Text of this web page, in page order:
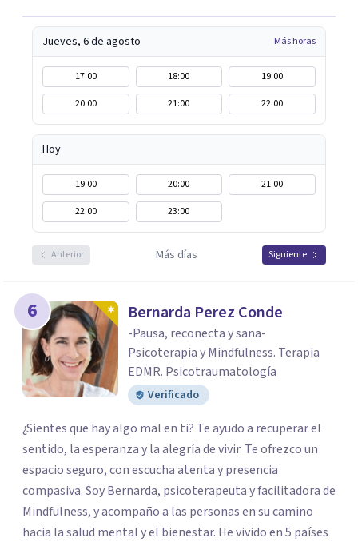
Jueves, 6 de agosto Más horas
17:00 18:00
19:00
20:00
21:00 22:00
Hoy
19:00 20:00
21:00
22:00
23:00
Anterior Más días Siguiente
6 Bernarda Perez Conde
-Pausa, reconecta y sana-
Psicoterapia y Mindfulness. Terapia
EDMR. Psicotraumatología
Verificado
¿Sientes que hay algo mal en ti? Te ayudo a recuperar el
sentido, la esperanza y la alegría de vivir. Te ofrezco un
espacio seguro, con escucha atenta y presencia
compasiva. Soy Bernarda, psicoterapeuta y facilitadora de
Mindfulness, y acompaño a las personas en su camino
hacia la salud mental y el bienestar. He vivido en 5 países